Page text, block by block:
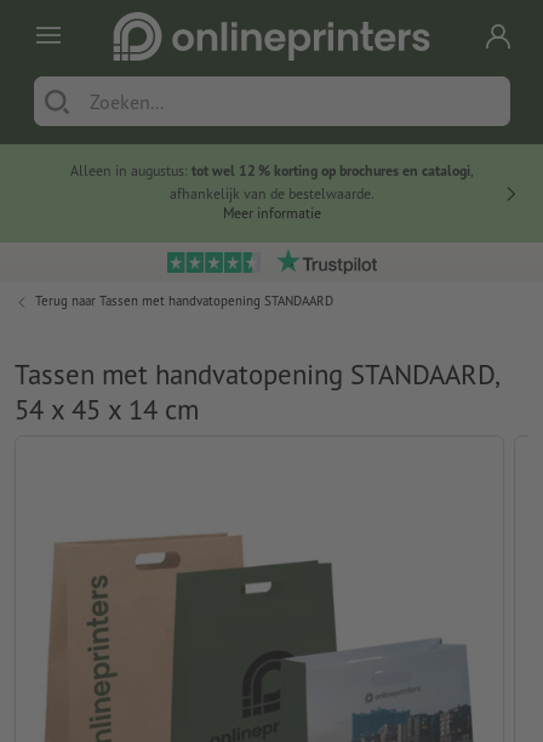
Alleen in augustus: tot wel 12 % korting op brochures en catalogi,
afhankelijk van de bestelwaarde.
Meer informatie
Terug naar Tassen met handvatopening STANDAARD
Tassen met handvatopening STANDAARD,
54 x 45 x 14 cm